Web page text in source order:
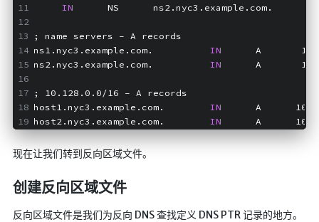
IN
      NS      ns2.nyc3.example.com.
; name servers - A records
ns1.nyc3.example.com. IN
A
ns2.nyc3.example.com. IN
A
; 10.128.0.0/16 - A records
host1.nyc3.example.com. IN
A
host2.nyc3.example.com. IN
A
现在让我们转到反向区域文件。
创建反向区域文件
反向区域文件是我们为反向 DNS 查找定义 DNS PTR 记录的地方。